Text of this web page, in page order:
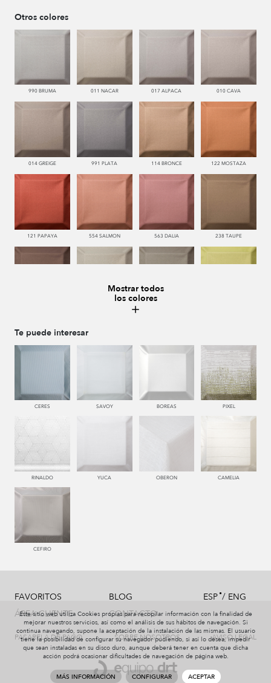
Otros colores
990 BRUMA 011 NACAR 017 ALPACA 010 CAVA
014 GREIGE 991 PLATA 114 BRONCE 122 MOSTAZA
121 PAPAYA 554 SALMON 563 DALIA 238 TAUPE
334 JEANS
229 VISON
Mostrar todos
los colores
Te puede interesar
CERES SAVOY BOREAS PIXEL
RINALDO YUCA OBERON CAMELIA
CEFIRO
FAVORITOS
ÁREA CLIENTE
BLOG
CONTACTO
ESP/ ENG
PASARELA DE PAGO SOBRE NOSOTROS AVISO LEGAL
Este sitio web utiliza Cookies propias para recopilar información con la finalidad de
mejorar nuestros servicios, así como el análisis de sus hábitos de navegación. Si
continua navegando, supone la aceptación de la instalación de las mismas. El usuario
tiene la posibilidad de configurar su navegador pudiendo, si así lo desea, impedir
que sean instaladas en su disco duro, aunque deberá tener en cuenta que dicha
acción podrá ocasionar dificultades de navegación de página web.
MÁS INFORMACIÓN CONFIGURAR ACEPTAR